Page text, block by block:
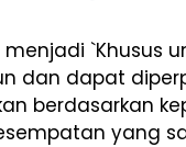
`Khusus
dan dapat
berdasarkan
yang